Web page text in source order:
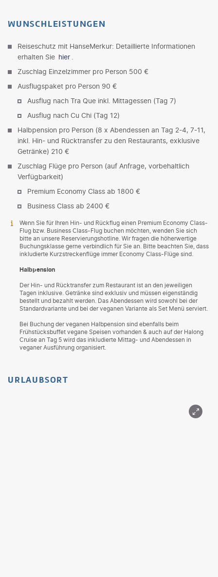
WUNSCHLEISTUNGEN
Reiseschutz mit HanseMerkur: Detaillierte Informationen
erhalten Sie hier
Zuschlag Einzelzimmer pro Person 500 €
Ausflugspaket pro Person 90 €
Ausflug nach Tra Que inkl. Mittagessen (Tag 7)
Ausflug nach Cu Chi (Tag 12)
Halbpension pro Person (8 x Abendessen an Tag 2-4, 7-11,
inkl. Hin- und Rücktransfer zu den Restaurants, exklusive
Getränke) 210 €
Zuschlag Flüge pro Person (auf Anfrage, vorbehaltlich
Verfügbarkeit)
Premium Economy Class ab 1800 €
Business Class ab 2400 €
Wenn Sie für Ihren Hin- und Rückflug einen Premium Economy Class-
Flug bzw. Business Class-Flug buchen möchten, wenden Sie sich
bitte an unsere Reservierungshotline. Wir fragen die höherwertige
Buchungsklasse gerne verbindlich für Sie an. Bitte beachten Sie, dass
inkludierte Kurzstreckenflüge immer Economy Class-Flüge sind.
Halbpension
Der Hin- und Rücktransfer zum Restaurant ist an den jeweiligen
Tagen inklusive. Getränke sind exklusiv und müssen eigenständig
bestellt und bezahlt werden. Das Abendessen wird sowohl bei der
Standardvariante und bei der veganen Variante als Set Menü serviert.
Bei Buchung der veganen Halbpension sind ebenfalls beim
Frühstücksbuffet vegane Speisen vorhanden & auch auf der Halong
Cruise an Tag 5 wird das inkludierte Mittag- und Abendessen in
veganer Ausführung organisiert.
URLAUBSORT